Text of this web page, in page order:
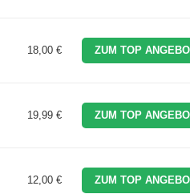
18,00 € ZUM TOP
19,99 € ZUM TOP
12,00 € ZUM TOP